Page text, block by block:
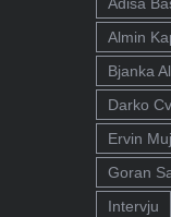
Adisa
Almin
Bjanka
Darko
Ervin
Goran
Intervju